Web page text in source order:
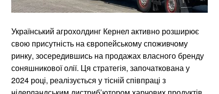
Український агрохолдинг Кернел активно розширює
свою присутність на європейському споживчому
ринку, зосередившись на продажах власного бренду
соняшникової олії. Ця стратегія, започаткована у
2024 році, реалізується у тісній співпраці з